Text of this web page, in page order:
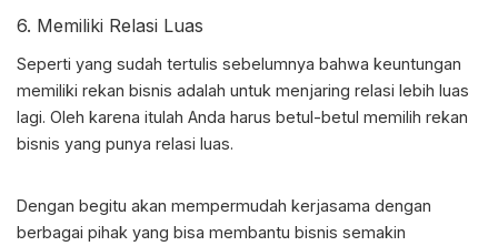
6. Memiliki Relasi Luas
Seperti yang sudah tertulis sebelumnya bahwa keuntungan
memiliki rekan bisnis adalah untuk menjaring relasi lebih luas
lagi. Oleh karena itulah Anda harus betul-betul memilih rekan
bisnis yang punya relasi luas.
Dengan begitu akan mempermudah kerjasama dengan
berbagai pihak yang bisa membantu bisnis semakin